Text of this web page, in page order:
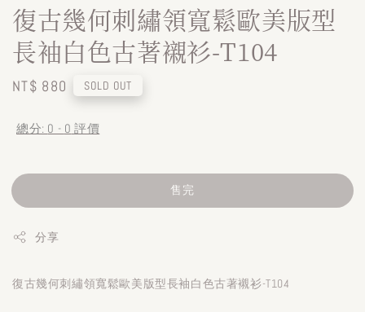
復古幾何刺繡領寬鬆歐美版型
長袖白色古著襯衫-T104
Regular
NT$ 880 SOLD OUT
總分: 0 - 0 評價
售完
分享
復古幾何刺繡領寬鬆歐美版型長袖白色古著襯衫-T104